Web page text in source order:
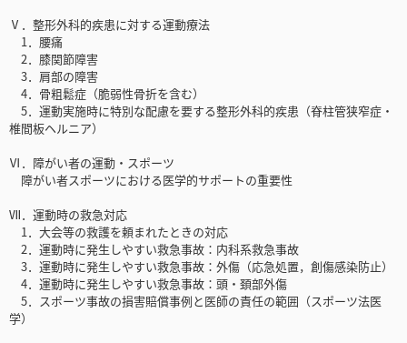
Ⅴ．整形外科的疾患に対する運動療法
1．腰痛
2．膝関節障害
3．肩部の障害
4．骨粗鬆症（脆弱性骨折を含む）
5．運動実施時に特別な配慮を要する整形外科的疾患（脊柱管狭窄症・
椎間板ヘルニア）
Ⅵ．障がい者の運動・スポーツ
障がい者スポーツにおける医学的サポートの重要性
Ⅶ．運動時の救急対応
1．大会等の救護を頼まれたときの対応
2．運動時に発生しやすい救急事故：内科系救急事故
3．運動時に発生しやすい救急事故：外傷（応急処置，創傷感染防止）
4．運動時に発生しやすい救急事故：頭・頚部外傷
5．スポーツ事故の損害賠償事例と医師の責任の範囲（スポーツ法医
学）